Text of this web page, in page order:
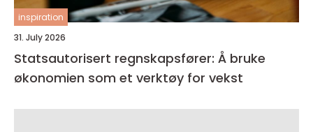
inspiration
31. July 2026
Statsautorisert regnskapsfører: Å bruke
økonomien som et verktøy for vekst